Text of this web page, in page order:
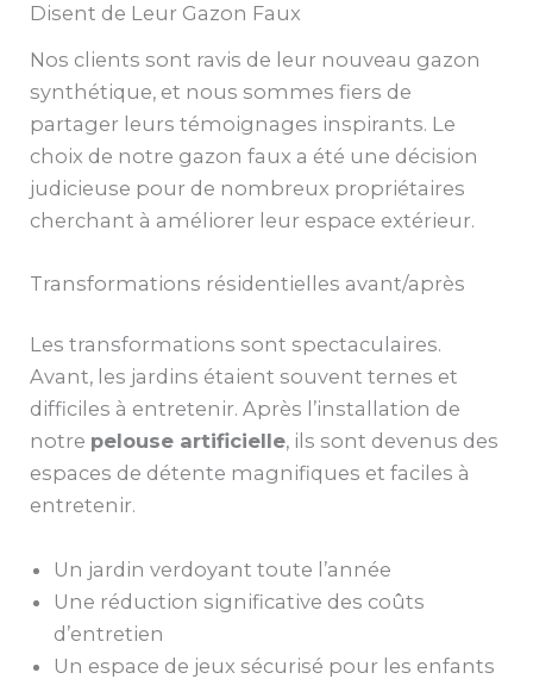
Disent de Leur Gazon Faux
Nos clients sont ravis de leur nouveau gazon
synthétique, et nous sommes fiers de
partager leurs témoignages inspirants. Le
choix de notre gazon faux a été une décision
judicieuse pour de nombreux propriétaires
cherchant à améliorer leur espace extérieur.
Transformations résidentielles avant/après
Les transformations sont spectaculaires.
Avant, les jardins étaient souvent ternes et
difficiles à entretenir. Après l’installation de
notre pelouse artificielle, ils sont devenus des
espaces de détente magnifiques et faciles à
entretenir.
Un jardin verdoyant toute l’année
Une réduction significative des coûts
d’entretien
Un espace de jeux sécurisé pour les enfants